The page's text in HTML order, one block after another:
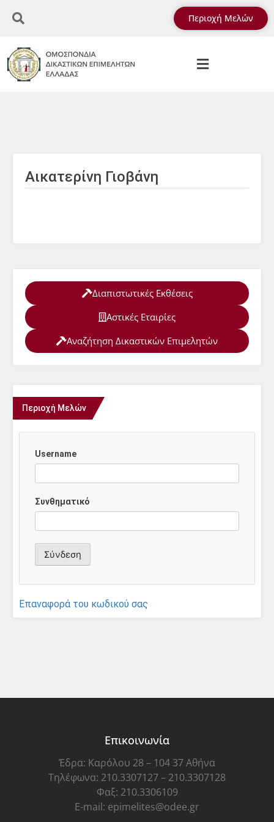
Περιοχή Μελών
Αικατερίνη Γιοβάνη
Διαπιστωτικές Εκθέσεις
Αστικές Εταιρίες
Αναζήτηση Δικαστικών Επιμελητών
Περιοχή Μελών
Username
Συνθηματικό
Επαναφορά του κωδικού σας
Επικοινωνία
Έδρα: Καρόλου 28 – 104 37 Αθήνα
Τηλέφωνα: 210.3307127 – 210.3307128
Φαξ: 210.3306109
E-mail: epimelites@odee.gr